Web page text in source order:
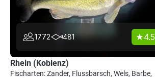
1772 481 4.5
Rhein (Koblenz)
Fischarten: Zander, Flussbarsch, Wels, Barbe,